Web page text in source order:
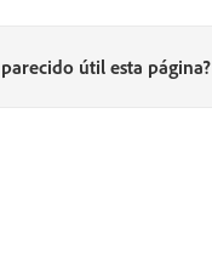
parecido útil esta página?